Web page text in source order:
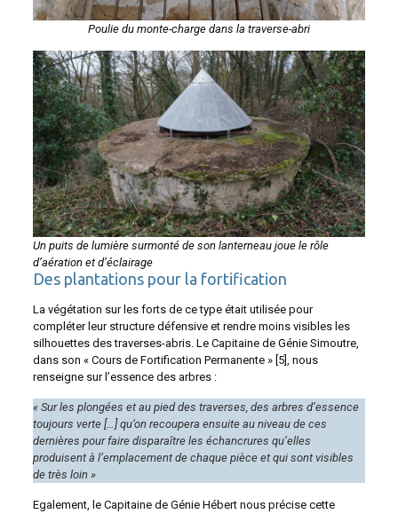
Poulie du monte-charge dans la traverse-abri
Un puits de lumière surmonté de son lanterneau joue le rôle
d’aération et d’éclairage
Des plantations pour la fortification
La végétation sur les forts de ce type était utilisée pour
compléter leur structure défensive et rendre moins visibles les
silhouettes des traverses-abris. Le Capitaine de Génie Simoutre,
dans son « Cours de Fortification Permanente » [5], nous
renseigne sur l’essence des arbres :
« Sur les plongées et au pied des traverses, des arbres d’essence
toujours verte […] qu’on recoupera ensuite au niveau de ces
dernières pour faire disparaître les échancrures qu’elles
produisent à l’emplacement de chaque pièce et qui sont visibles
de très loin »
Egalement, le Capitaine de Génie Hébert nous précise cette